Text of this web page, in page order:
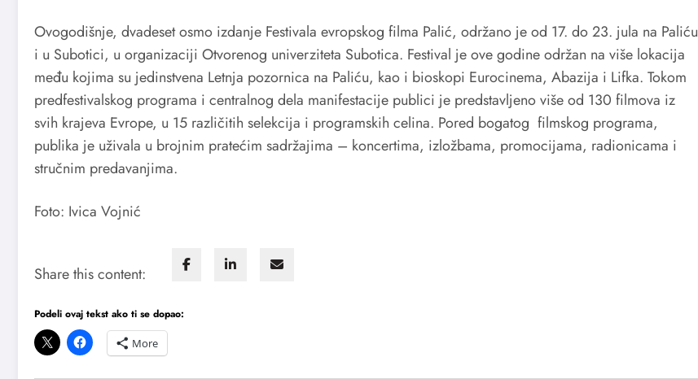
Ovogodišnje, dvadeset osmo izdanje Festivala evropskog filma Palić, održano je od 17. do 23. jula na Paliću
i u Subotici, u organizaciji Otvorenog univerziteta Subotica. Festival je ove godine održan na više lokacija
među kojima su jedinstvena Letnja pozornica na Paliću, kao i bioskopi Eurocinema, Abazija i Lifka. Tokom
predfestivalskog programa i centralnog dela manifestacije publici je predstavljeno više od 130 filmova iz
svih krajeva Evrope, u 15 različitih selekcija i programskih celina. Pored bogatog filmskog programa,
publika je uživala u brojnim pratećim sadržajima – koncertima, izložbama, promocijama, radionicama i
stručnim predavanjima.
Foto: Ivica Vojnić
Share this content:
Podeli ovaj tekst ako ti se dopao:
More